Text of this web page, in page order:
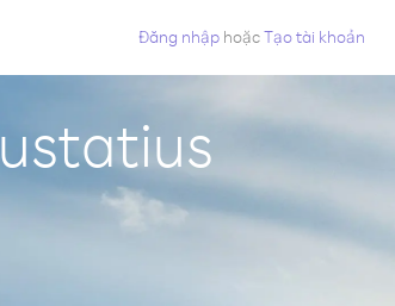
Đăng nhập hoặcTạo tài khoản